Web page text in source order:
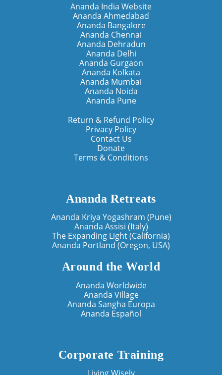
Ananda India Website
Ananda Ahmedabad
Ananda Bangalore
Ananda Chennai
Ananda Dehradun
Ananda Delhi
Ananda Gurgaon
Ananda Kolkata
Ananda Mumbai
Ananda Noida
Ananda Pune
Return & Refund Policy
Privacy Policy
Contact Us
Donate
Terms & Conditions
Ananda Retreats
Ananda Kriya Yogashram (Pune)
Ananda Assisi (Italy)
The Expanding Light (California)
Ananda Portland (Oregon, USA)
Around the World
Ananda Worldwide
Ananda Village
Ananda Sangha Europa
Ananda Español
Corporate Training